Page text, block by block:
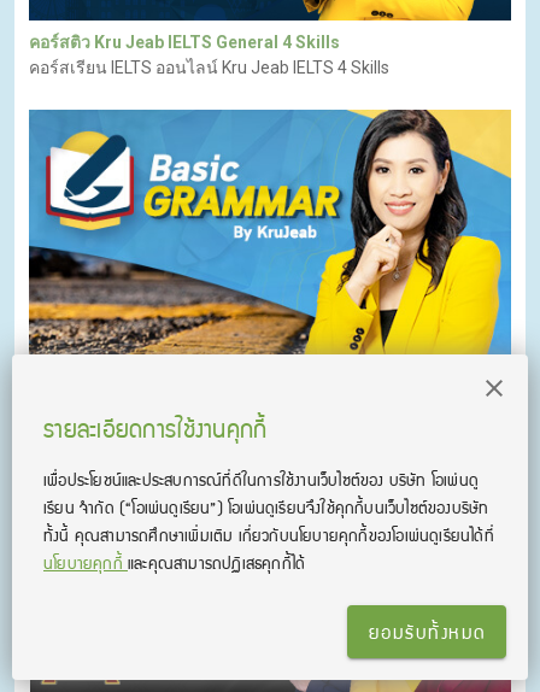
คอร์สติว Kru Jeab IELTS General 4 Skills
คอร์สเรียน IELTS ออนไลน์ Kru Jeab IELTS 4 Skills
ติว Grammar ครบ! เพื่อการสอบ กับครูเจี๊ยบประสบการณ์ติวกว่า 25
รายละเอียดการใช้งานคุกกี้
เพื่อประโยชน์และประสบการณ์ที่ดีในการใช้งานเว็บไซต์ของ บริษัท โอเพ่นดู
เรียน จํากัด (“โอเพ่นดูเรียน”)โอเพ่นดูเรียนจึงใช้คุกกี้บนเว็บไซต์ของบริษัท
ทั้งนี้ คุณสามารถศึกษาเพิ่มเติม เกี่ยวกับนโยบายคุกกี้ของโอเพ่นดูเรียนได้ที่
นโยบายคุกกี้และคุณสามารถปฏิเสธคุกกี้ได้
ยอมรับทั้งหมด